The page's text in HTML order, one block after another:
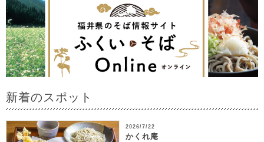
新着のスポット
2026/7/22
かくれ庵